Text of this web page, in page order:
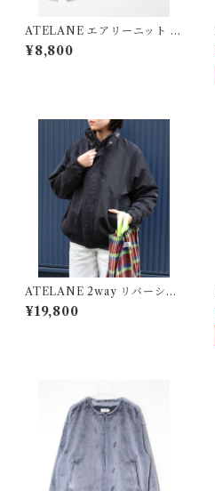
ATELANE エアリーニット ク
ルーネック アイボリー 25A-2
1033
¥8,800
ATELANE 2way リバーシブ
ル ナイロン フリース ブルゾン
ブラック/ブラック 25A-2304
¥19,800